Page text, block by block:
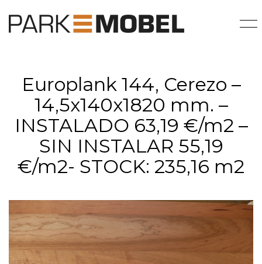
Europlank 144, Cerezo –
14,5x140x1820 mm. –
INSTALADO 63,19 €/m2 –
SIN INSTALAR 55,19
€/m2- STOCK: 235,16 m2